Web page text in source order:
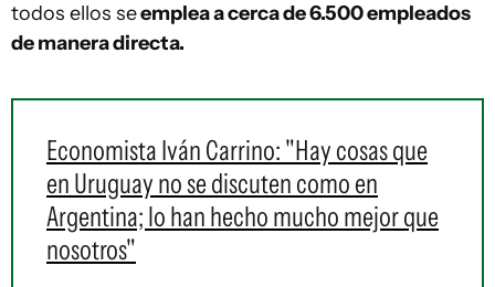
todos ellos seemplea a cerca de 6.500 empleados
de manera directa.
Economista Iván Carrino: "Hay cosas que
en Uruguay no se discuten como en
Argentina; lo han hecho mucho mejor que
nosotros"